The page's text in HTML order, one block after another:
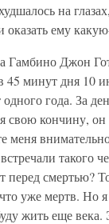
на
оказать ему
Гамбино Джон
45 минут дня 10
одного года. За
свою кончину, он
меня
такого
перед смертью?
уже мертв. Но
жить еще века.